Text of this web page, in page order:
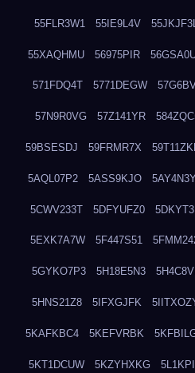
55FLR3W1 55IE9L4V 55JKJF3L
55XAQHMU 56975PIR
571FDQ4T 5771DEGW
57N9R0VG 57Z141YR
59BSESDJ 59FRMR7X
5AQL07P2 5ASS9KJO
5CWV233T 5DFYUFZ0
5EXK7A7W 5F447S51
5GYKO7P3 5H18E5N3 5H4C8VII
5HNS21Z8 5IFXGJFK
5KAFKBC4 5KEFVRBK
5KT1DCUW 5KZYHXKG